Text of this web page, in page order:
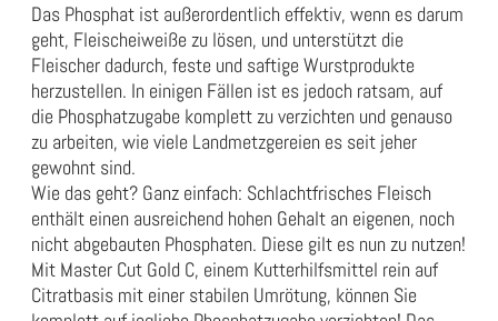
Das Phosphat ist außerordentlich effektiv, wenn es darum
geht, Fleischeiweiße zu lösen, und unterstützt die
Fleischer dadurch, feste und saftige Wurstprodukte
herzustellen. In einigen Fällen ist es jedoch ratsam, auf
die Phosphatzugabe komplett zu verzichten und genauso
zu arbeiten, wie viele Landmetzgereien es seit jeher
gewohnt sind.
Wie das geht? Ganz einfach: Schlachtfrisches Fleisch
enthält einen ausreichend hohen Gehalt an eigenen, noch
nicht abgebauten Phosphaten. Diese gilt es nun zu nutzen!
Mit Master Cut Gold C, einem Kutterhilfsmittel rein auf
Citratbasis mit einer stabilen Umrötung, können Sie